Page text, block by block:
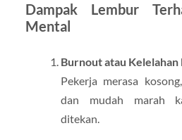
Dampak Lembur
Mental
Burnout atau Kelelahan
Pekerja merasa
dan mudah marah
ditekan.